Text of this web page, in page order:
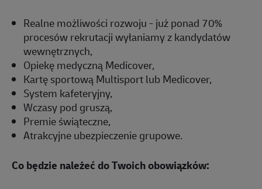
Realne możliwości rozwoju - już ponad 70%
procesów rekrutacji wyłaniamy z kandydatów
wewnętrznych,
Opiekę medyczną Medicover,
Kartę sportową Multisport lub Medicover,
System kafeteryjny,
Wczasy pod gruszą,
Premie świąteczne,
Atrakcyjne ubezpieczenie grupowe.
Co będzie należeć do Twoich obowiązków: